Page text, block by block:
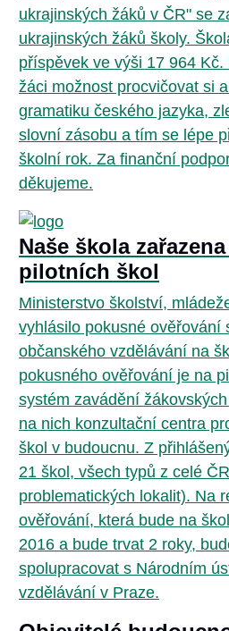
ukrajinských žáků v ČR" se
ukrajinských žáků školy.
příspěvek ve výši 17 964
žáci možnost procvičovat si
gramatiku českého jazyka,
slovní zásobu a tím se lépe
školní rok. Za finanční
děkujeme.
Naše škola
pilotních škol
Ministerstvo školství,
vyhlásilo pokusné ověřování
občanského vzdělávání na
pokusného ověřování je na
systém zavádění
na nich konzultační centra
škol v budoucnu. Z
21 škol, všech typů z celé
problematických lokalit). Na
ověřování, která bude na
2016 a bude trvat 2 roky,
spolupracovat s Národním
vzdělávání v Praze.